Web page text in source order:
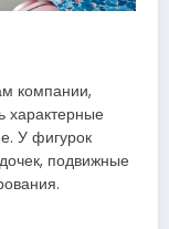
компании,
характерные
У фигурок
подвижные